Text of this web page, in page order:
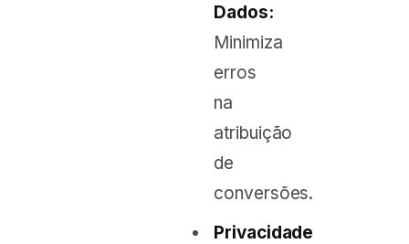
Dados:
Minimiza
erros
na
atribuição
de
conversões.
Privacidade